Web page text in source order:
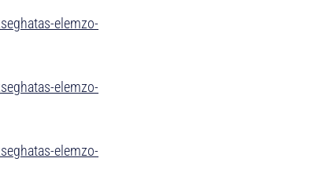
elemzo-
elemzo-
elemzo-